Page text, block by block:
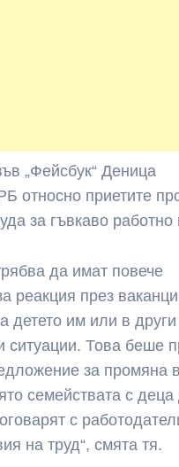
„Фейсбук“ Деница
относно приетите
за гъвкаво
да имат повече
реакция през
детето им или в други
ситуации. Това беше
за промяна
семействата с деца
с
на труд“, смята тя.